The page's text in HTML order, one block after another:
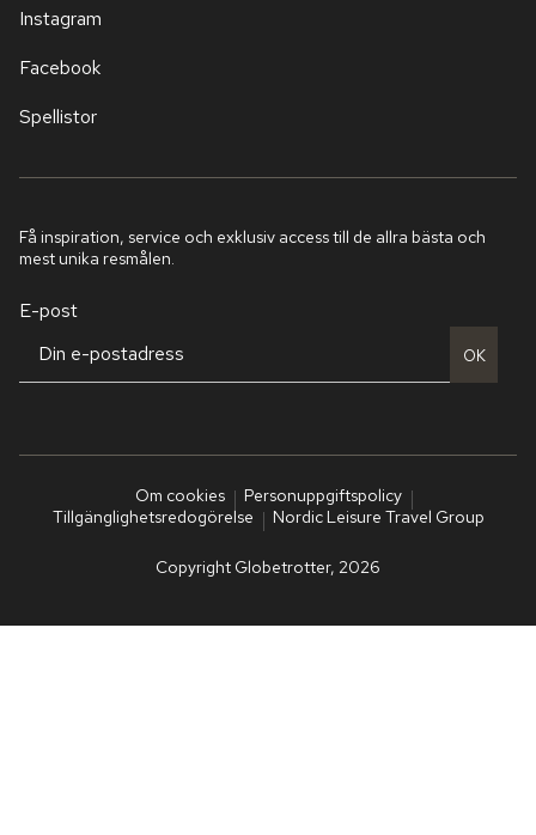
Instagram
Facebook
Spellistor
Få inspiration, service och exklusiv access till de allra bästa och
mest unika resmålen.
E-post
OK
Om cookies
Personuppgiftspolicy
Tillgänglighetsredogörelse
Nordic Leisure Travel Group
Copyright Globetrotter, 2026